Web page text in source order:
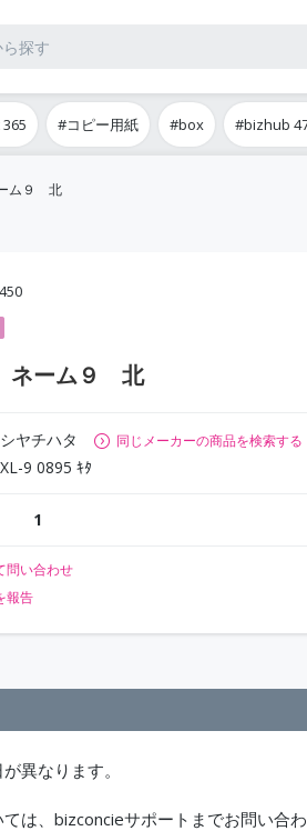
#コピー用紙 #box #bizhub
ム９ 北
ネーム９ 北
シヤチハタ 同じメーカーの商品を検索する
XL-9 0895 ｷﾀ
1
問い合わせ
報告
異なります。
は、bizconcieサポートまでお問い合わ